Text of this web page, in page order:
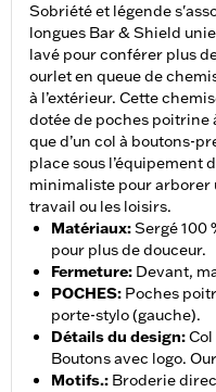
Sobriété et légende
longues Bar & Shield
lavé pour conférer plus
ourlet en queue de
à l’extérieur. Cette
dotée de poches poitrine
que d’un col à boutons-
place sous l’équipement
minimaliste pour arborer
travail ou les loisirs.
Matériaux:Sergé 100
pour plus de douceur.
Fermeture: Devant,
POCHES: Poches
porte-stylo (gauche).
Détails du design:
Boutons avec logo.
Motifs.: Broderie